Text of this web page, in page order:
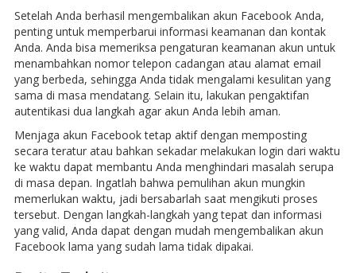
Setelah Anda berhasil mengembalikan akun Facebook Anda,
penting untuk memperbarui informasi keamanan dan kontak
Anda. Anda bisa memeriksa pengaturan keamanan akun untuk
menambahkan nomor telepon cadangan atau alamat email
yang berbeda, sehingga Anda tidak mengalami kesulitan yang
sama di masa mendatang. Selain itu, lakukan pengaktifan
autentikasi dua langkah agar akun Anda lebih aman.
Menjaga akun Facebook tetap aktif dengan memposting
secara teratur atau bahkan sekadar melakukan login dari waktu
ke waktu dapat membantu Anda menghindari masalah serupa
di masa depan. Ingatlah bahwa pemulihan akun mungkin
memerlukan waktu, jadi bersabarlah saat mengikuti proses
tersebut. Dengan langkah-langkah yang tepat dan informasi
yang valid, Anda dapat dengan mudah mengembalikan akun
Facebook lama yang sudah lama tidak dipakai.